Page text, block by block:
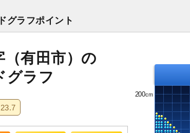
グラフポイント
（有田市）の
グラフ
23.7
200